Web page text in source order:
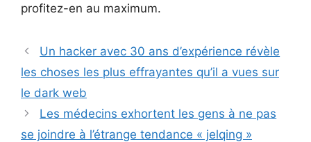
profitez-en au maximum.
Un hacker avec 30 ans d’expérience révèle
les choses les plus effrayantes qu’il a vues sur
le dark web
Les médecins exhortent les gens à ne pas
se joindre à l’étrange tendance « jelqing »